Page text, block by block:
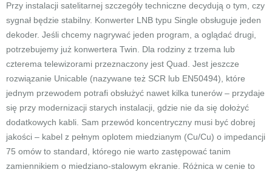
Przy instalacji satelitarnej szczegóły techniczne decydują o tym, czy
sygnał będzie stabilny. Konwerter LNB typu Single obsługuje jeden
dekoder. Jeśli chcemy nagrywać jeden program, a oglądać drugi,
potrzebujemy już konwertera Twin. Dla rodziny z trzema lub
czterema telewizorami przeznaczony jest Quad. Jest jeszcze
rozwiązanie Unicable (nazywane też SCR lub EN50494), które
jednym przewodem potrafi obsłużyć nawet kilka tunerów – przydaje
się przy modernizacji starych instalacji, gdzie nie da się dołożyć
dodatkowych kabli. Sam przewód koncentryczny musi być dobrej
jakości – kabel z pełnym oplotem miedzianym (Cu/Cu) o impedancji
75 omów to standard, którego nie warto zastępować tanim
zamiennikiem o miedziano-stalowym ekranie. Różnica w cenie to